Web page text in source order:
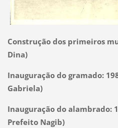
Construção dos primeiros
Dina)
Inauguração do gramado:
Gabriela)
Inauguração do alambrado:
Prefeito Nagib)